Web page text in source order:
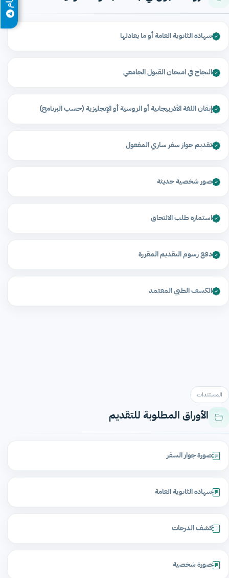
شهادة الثانوية العامة أو ما يعادلها
النجاح في امتحان القبول الجامعي
إتقان اللغة الأذربيجانية أو الروسية أو الإنجليزية (حسب البرنامج)
تقديم جواز سفر ساري المفعول
صور شخصية حديثة
استمارة طلب الالتحاق
دفع رسوم التقديم المقررة
الكشف الطبي المعتمد
المستندات
الأوراق المطلوبة للتقديم
صورة جواز السفر
شهادة الثانوية العامة
كشف الدرجات
صورة شخصية